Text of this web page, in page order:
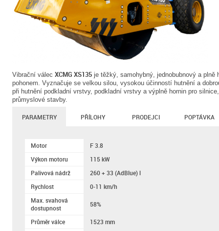
Vibrační válec XCMG XS135 je těžký, samohybný, jednobubnový a
pohonem. Vyznačuje se velkou silou, vysokou účinností hutnění a
při hutnění podkladní vrstvy, podkladní vrstvy a výplně hornin pro
průmyslové stavby.
PARAMETRY PŘÍLOHY PRODEJCI POPTÁVKA
Motor
F 3.8
Výkon motoru
115 kW
Palivová nádrž
260 + 33 (AdBlue) l
Rychlost
0-11 km/h
Max. svahová
dostupnost
58%
Průměr válce
1523 mm